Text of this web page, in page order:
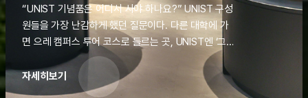
“UNIST 기념품은 어디서 사야 하나요?” UNIST 구성
원들을 가장 난감하게 했던 질문이다. 다른 대학에 가
면 으레 캠퍼스 투어 코스로 들르는 곳, UNIST엔 ‘그
것’이 없었다. 학교 탐방을 왔던 고등학생도, 자녀를 방
문하러 온 학부모도 빈손으로 돌려보내야 했던 아쉬움
을 달래줄 공간이 ‘유니크 스토어(UNIQUE
자세히보기